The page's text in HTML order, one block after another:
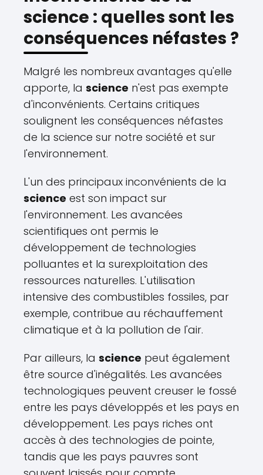
science : quelles sont les
conséquences néfastes ?
Malgré les nombreux avantages qu'elle
apporte, la science n'est pas exempte
d'inconvénients. Certains critiques
soulignent les conséquences néfastes
de la science sur notre société et sur
l'environnement.
L'un des principaux inconvénients de la
science est son impact sur
l'environnement. Les avancées
scientifiques ont permis le
développement de technologies
polluantes et la surexploitation des
ressources naturelles. L'utilisation
intensive des combustibles fossiles, par
exemple, contribue au réchauffement
climatique et à la pollution de l'air.
Par ailleurs, la science peut également
être source d'inégalités. Les avancées
technologiques peuvent creuser le fossé
entre les pays développés et les pays en
développement. Les pays riches ont
accès à des technologies de pointe,
tandis que les pays pauvres sont